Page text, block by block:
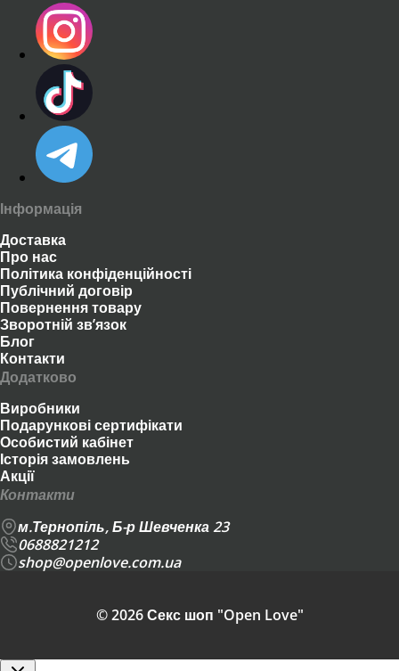
Інформація
Доставка
Про нас
Політика конфіденційності
Публічний договір
Повернення товару
Зворотній зв’язок
Блог
Контакти
Додатково
Виробники
Подарункові сертифікати
Особистий кабінет
Історія замовлень
Акції
Контакти
м.Тернопіль, Б-р Шевченка 23
0688821212
shop@openlove.com.ua
© 2026 Секс шоп "Open Love"